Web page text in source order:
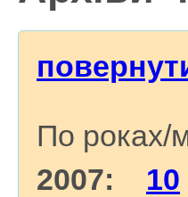
По роках/
2007: 10